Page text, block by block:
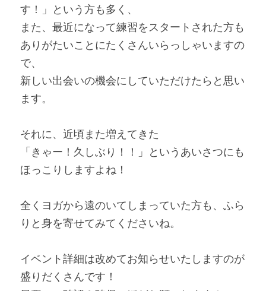
す！」という方も多く、
また、最近になって練習をスタートされた方も
ありがたいことにたくさんいらっしゃいますの
で、
新しい出会いの機会にしていただけたらと思い
ます。
それに、近頃また増えてきた
「きゃー！久しぶり！！」というあいさつにも
ほっこりしますよね！
全くヨガから遠のいてしまっていた方も、ふら
りと身を寄せてみてくださいね。
イベント詳細は改めてお知らせいたしますのが
盛りだくさんです！